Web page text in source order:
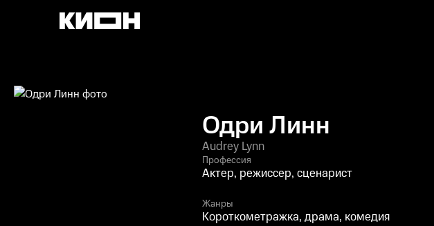
Одри Линн
Audrey Lynn
Профессия
Актер, режиссер, сценарист
Жанры
Короткометражка, драма, комедия